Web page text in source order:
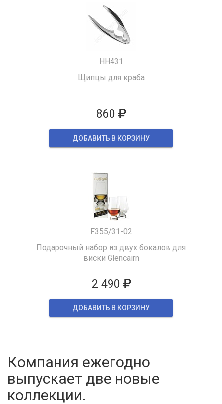
HH431
Щипцы для краба
860
ДОБАВИТЬ В КОРЗИНУ
F355/31-02
Подарочный набор из двух бокалов для
виски Glencairn
2 490
ДОБАВИТЬ В КОРЗИНУ
Компания ежегодно
выпускает две новые
коллекции.